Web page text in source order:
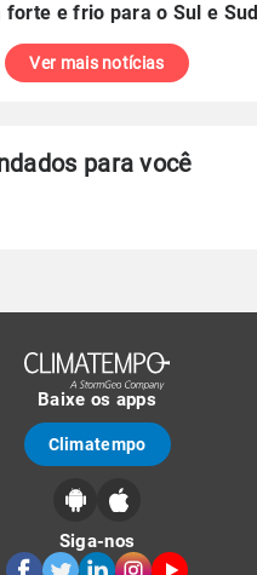
forte e frio para o Sul e
Ver mais notícias
para você
Baixe os apps
Climatempo
Siga-nos